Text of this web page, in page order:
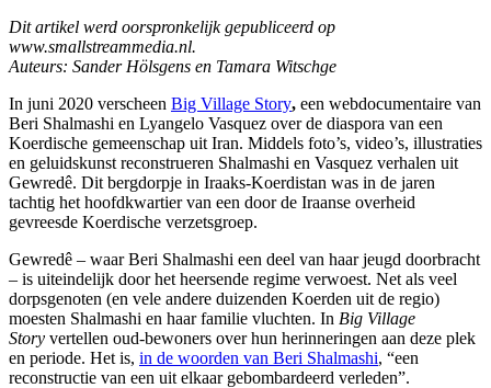
Dit artikel werd oorspronkelijk gepubliceerd op
www.smallstreammedia.nl.
Auteurs: Sander Hölsgens en Tamara Witschge
In juni 2020 verscheen Big Village Story, een webdocumentaire van
Beri Shalmashi en Lyangelo Vasquez over de diaspora van een
Koerdische gemeenschap uit Iran. Middels foto’s, video’s, illustraties
en geluidskunst reconstrueren Shalmashi en Vasquez verhalen uit
Gewredê. Dit bergdorpje in Iraaks-Koerdistan was in de jaren
tachtig het hoofdkwartier van een door de Iraanse overheid
gevreesde Koerdische verzetsgroep.
Gewredê – waar Beri Shalmashi een deel van haar jeugd doorbracht
– is uiteindelijk door het heersende regime verwoest. Net als veel
dorpsgenoten (en vele andere duizenden Koerden uit de regio)
moesten Shalmashi en haar familie vluchten. In Big Village
Story vertellen oud-bewoners over hun herinneringen aan deze plek
en periode. Het is, in de woorden van Beri Shalmashi, “een
reconstructie van een uit elkaar gebombardeerd verleden”.